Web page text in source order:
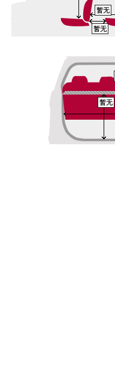
暂无
暂无
暂无